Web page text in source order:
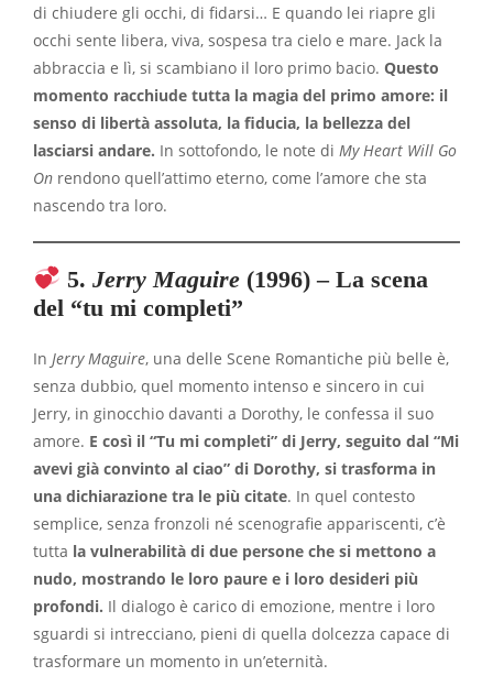
di chiudere gli occhi, di fidarsi… E quando lei riapre gli
occhi sente libera, viva, sospesa tra cielo e mare. Jack la
abbraccia e lì, si scambiano il loro primo bacio. Questo
momento racchiude tutta la magia del primo amore: il
senso di libertà assoluta, la fiducia, la bellezza del
lasciarsi andare. In sottofondo, le note di My Heart Will Go
On rendono quell’attimo eterno, come l’amore che sta
nascendo tra loro.
5. Jerry Maguire (1996) – La scena
del “tu mi completi”
In Jerry Maguire, una delle Scene Romantiche più belle è,
senza dubbio, quel momento intenso e sincero in cui
Jerry, in ginocchio davanti a Dorothy, le confessa il suo
amore. E così il “Tu mi completi” di Jerry, seguito dal “Mi
avevi già convinto al ciao” di Dorothy, si trasforma in
una dichiarazione tra le più citate. In quel contesto
semplice, senza fronzoli né scenografie appariscenti, c’è
tutta la vulnerabilità di due persone che si mettono a
nudo, mostrando le loro paure e i loro desideri più
profondi. Il dialogo è carico di emozione, mentre i loro
sguardi si intrecciano, pieni di quella dolcezza capace di
trasformare un momento in un’eternità.